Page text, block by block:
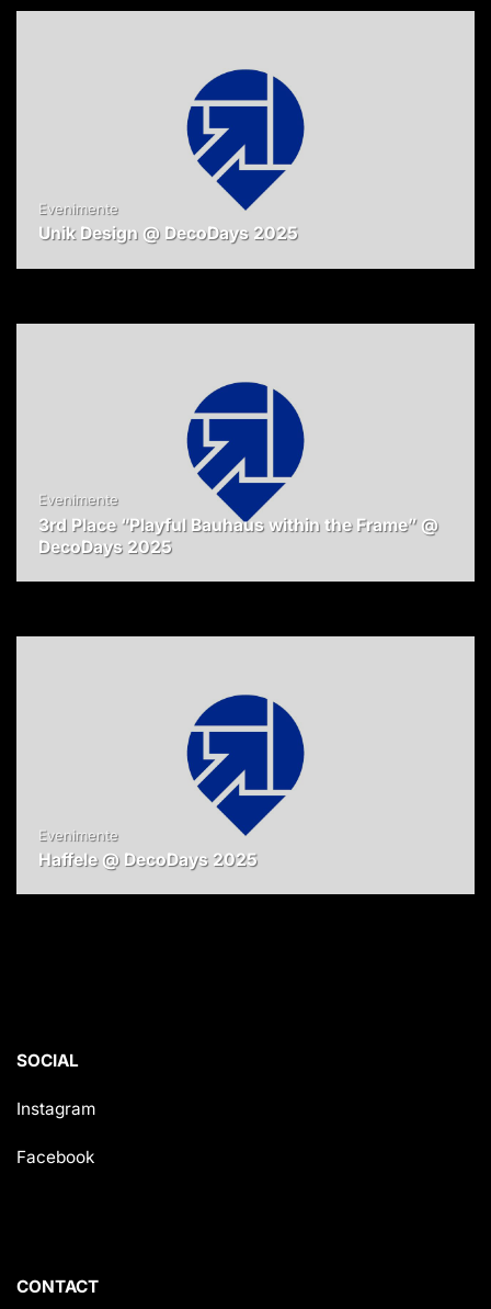
Evenimente
Unik Design @ DecoDays 2025
Evenimente
3rd Place “Playful Bauhaus within the Frame” @
DecoDays 2025
Evenimente
Haffele @ DecoDays 2025
SOCIAL
Instagram
Facebook
CONTACT